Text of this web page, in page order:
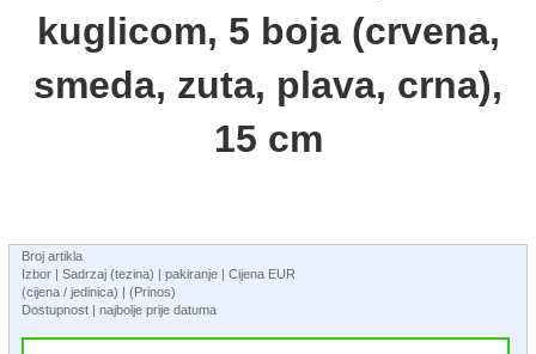
kuglicom, 5 boja (crvena,
smeda, zuta, plava, crna),
15 cm
Broj artikla
Izbor | Sadrzaj (tezina) | pakiranje | Cijena EUR
(cijena / jedinica) | (Prinos)
Dostupnost | najbolje prije datuma